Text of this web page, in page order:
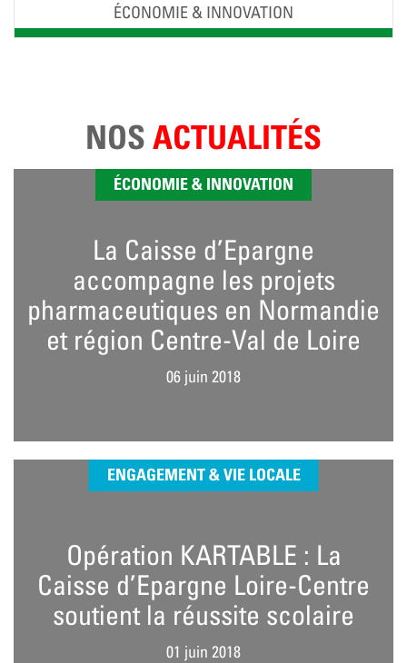
ÉCONOMIE & INNOVATION
NOS ACTUALITÉS
ÉCONOMIE & INNOVATION
La Caisse d’Epargne
accompagne les projets
pharmaceutiques en Normandie
et région Centre-Val de Loire
06 juin 2018
ENGAGEMENT & VIE LOCALE
Opération KARTABLE : La
Caisse d’Epargne Loire-Centre
soutient la réussite scolaire
01 juin 2018